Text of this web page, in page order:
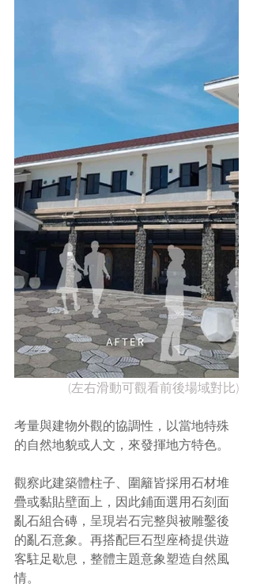
(左右滑動可觀看前後場域對比)
考量與建物外觀的協調性，以當地特殊
的自然地貌或人文，來發揮地方特色。
觀察此建築體柱子、圍籬皆採用石材堆
疊或黏貼壁面上，因此鋪面選用石刻面
亂石組合磚，呈現岩石完整與被雕鑿後
的亂石意象。再搭配巨石型座椅提供遊
客駐足歇息，整體主題意象塑造自然風
情。